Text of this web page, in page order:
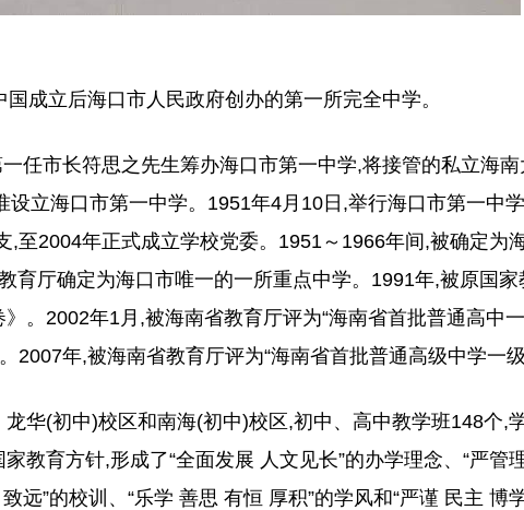
成立后海口市人民政府创办的第一所完全中学。
任市长符思之先生筹办海口市第一中学,将接管的私立海
立海口市第一中学。1951年4月10日,举行海口市第一中
,至2004年正式成立学校党委。1951～1966年间,被确定为
育厅确定为海口市唯一的一所重点中学。1991年,被原国家
。2002年1月,被海南省教育厅评为“海南省首批普通高中
2007年,被海南省教育厅评为“海南省首批普通高级中学一级
华(初中)校区和南海(初中)校区,初中、高中教学班148个,
教育方针,形成了“全面发展 人文见长”的办学理念、“严管
远”的校训、“乐学 善思 有恒 厚积”的学风和“严谨 民主 博